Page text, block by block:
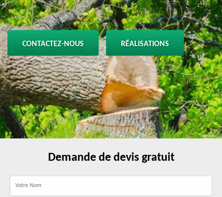
CONTACTEZ-NOUS RÉALISATIONS
Demande de devis gratuit